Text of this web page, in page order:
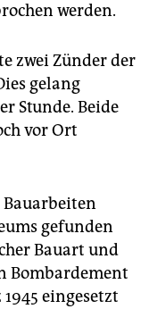
werden.
zwei Zünder der
gelang
Stunde. Beide
vor Ort
Bauarbeiten
gefunden
Bauart und
Bombardement
eingesetzt